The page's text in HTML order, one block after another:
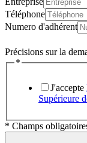
Téléphone
Numero d'adhérent
Précisions sur la
*
J'accepte
Supérieure
* Champs